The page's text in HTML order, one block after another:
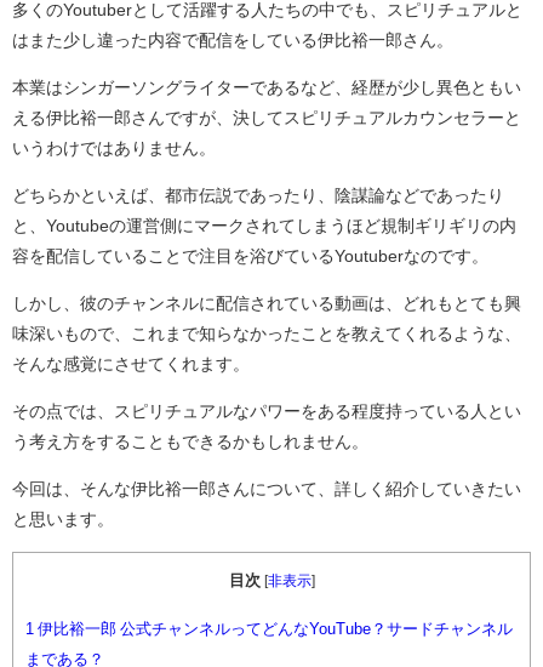
多くのYoutuberとして活躍する人たちの中でも、スピリチュアルと
はまた少し違った内容で配信をしている伊比裕一郎さん。
本業はシンガーソングライターであるなど、経歴が少し異色ともい
える伊比裕一郎さんですが、決してスピリチュアルカウンセラーと
いうわけではありません。
どちらかといえば、都市伝説であったり、陰謀論などであったり
と、Youtubeの運営側にマークされてしまうほど規制ギリギリの内
容を配信していることで注目を浴びているYoutuberなのです。
しかし、彼のチャンネルに配信されている動画は、どれもとても興
味深いもので、これまで知らなかったことを教えてくれるような、
そんな感覚にさせてくれます。
その点では、スピリチュアルなパワーをある程度持っている人とい
う考え方をすることもできるかもしれません。
今回は、そんな伊比裕一郎さんについて、詳しく紹介していきたい
と思います。
目次 非表示]
1 伊比裕一郎 公式チャンネルってどんなYouTube？サードチャンネル
まである？